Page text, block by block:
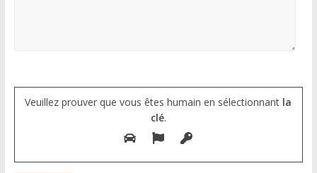
Veuillez prouver que vous êtes humain en sélectionnant la
clé.